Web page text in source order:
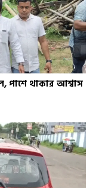
পাশে থাকার আশ্বাস